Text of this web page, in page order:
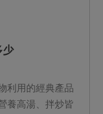
少
利用的經典產品
養高湯、拌炒皆